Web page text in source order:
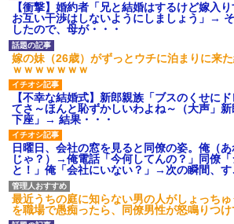
【衝撃】婚約者「兄と結婚はするけど嫁入り
お互い干渉はしないようにしましょう」→
したので、母が・・・
嫁の妹（26歳）がずっとウチに泊まりに来
ｗｗｗｗｗｗｗ
【不幸な結婚式】新郎親族「ブスのくせに
てさ～ほんと恥ずかしいわよね～（大声」
下座」→ 結果・・・
日曜日、会社の窓を見ると同僚の姿。俺（
じゃ？）→俺電話「今何してんの？」同僚「
と！」俺「会社にいない？」→次の瞬間、
最近うちの庭に知らない男の人がしょっち
を職場で愚痴ったら、同僚男性が怒鳴りつけ